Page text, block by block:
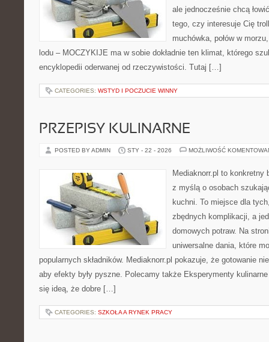
ale jednocześnie chcą
tego, czy interesuje Cię
muchówka, połów w
lodu – MOCZYKIJE ma w sobie dokładnie ten klimat, którego
encyklopedii oderwanej od rzeczywistości. Tutaj […]
CATEGORIES: WSTYD I POCZUCIE WINNY
PRZEPISY KULINARNE
POSTED BY ADMIN STY - 22 - 2026 MOŻLIWOŚĆ
Mediaknorr.pl to konkretny
z myślą o osobach
kuchni. To miejsce dla
zbędnych komplikacji, a
domowych potraw. Na
uniwersalne dania, które
popularnych składników. Mediaknorr.pl pokazuje, że gotowanie
aby efekty były pyszne. Polecamy także Eksperymenty
się ideą, że dobre […]
CATEGORIES: SZKOŁA A RYNEK PRACY